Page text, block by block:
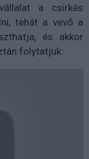
a csirkés
tehát a vevő a
és akkor
folytatjuk: